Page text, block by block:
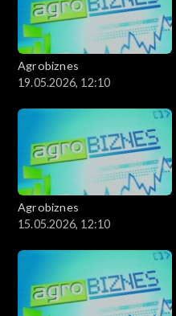
Agrobiznes
19.05.2026, 12:10
Agrobiznes
15.05.2026, 12:10